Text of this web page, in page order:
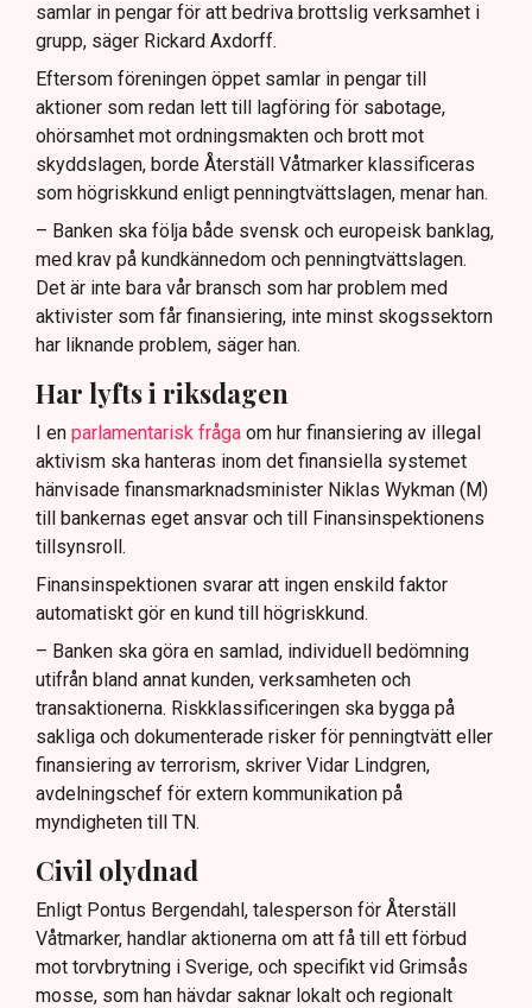
samlar in pengar för att bedriva brottslig verksamhet i
grupp, säger Rickard Axdorff.
Eftersom föreningen öppet samlar in pengar till
aktioner som redan lett till lagföring för sabotage,
ohörsamhet mot ordningsmakten och brott mot
skyddslagen, borde Återställ Våtmarker klassificeras
som högriskkund enligt penningtvättslagen, menar han.
– Banken ska följa både svensk och europeisk banklag,
med krav på kundkännedom och penningtvättslagen.
Det är inte bara vår bransch som har problem med
aktivister som får finansiering, inte minst skogssektorn
har liknande problem, säger han.
Har lyfts i riksdagen
I en parlamentarisk fråga om hur finansiering av illegal
aktivism ska hanteras inom det finansiella systemet
hänvisade finansmarknadsminister Niklas Wykman (M)
till bankernas eget ansvar och till Finansinspektionens
tillsynsroll.
Finansinspektionen svarar att ingen enskild faktor
automatiskt gör en kund till högriskkund.
– Banken ska göra en samlad, individuell bedömning
utifrån bland annat kunden, verksamheten och
transaktionerna. Riskklassificeringen ska bygga på
sakliga och dokumenterade risker för penningtvätt eller
finansiering av terrorism, skriver Vidar Lindgren,
avdelningschef för extern kommunikation på
myndigheten till TN.
Civil olydnad
Enligt Pontus Bergendahl, talesperson för Återställ
Våtmarker, handlar aktionerna om att få till ett förbud
mot torvbrytning i Sverige, och specifikt vid Grimsås
mosse, som han hävdar saknar lokalt och regionalt